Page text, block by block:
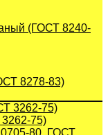
(ГОСТ 8240-
8278-83)
75)